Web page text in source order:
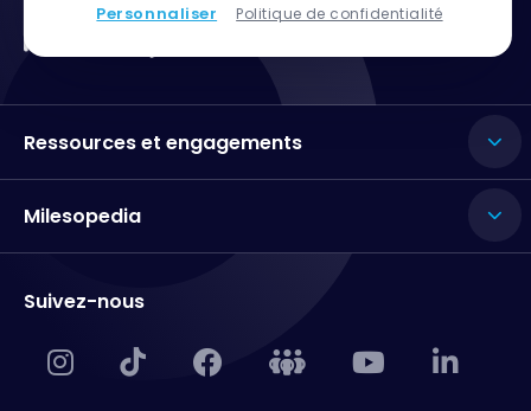
Personnaliser Politique de confidentialité
Ressources et engagements
Milesopedia
Suivez-nous